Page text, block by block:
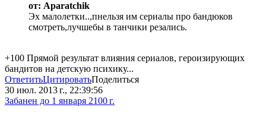
от: Aparatchik
Эх малолетки..,пнельзя им сериалы про бандюков
смотреть,лучшебы в танчики резались.
+100 Прямой результат влияния сериалов, героизирующих
бандитов на детскую психику...
ОтветитьЦитироватьПоделиться
30 июл. 2013 г., 22:39:56
Забанен до 1 января 2100 г.